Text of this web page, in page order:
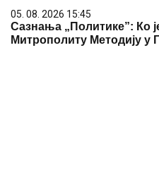
05. 08. 2026 15:45
Сазнања „Политике”: Ко
Митрополиту Методију у